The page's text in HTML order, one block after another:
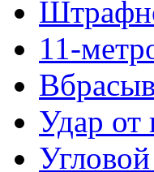
11-
Удар от